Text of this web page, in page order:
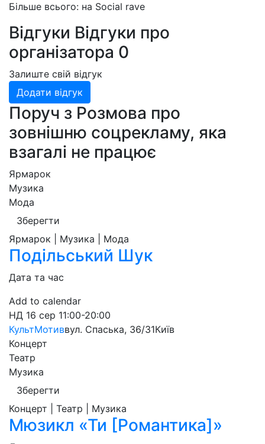
Більше всього: на Social rave
Відгуки Відгуки про
організатора 0
Залиште свій відгук
Додати відгук
Поруч з Розмова про
зовнішню соцрекламу, яка
взагалі не працює
Ярмарок
Музика
Мода
Зберегти
Ярмарок | Музика | Мода
Подільський Шук
Дата та час
Add to calendar
НД 16 сер 11:00-20:00
КультМотиввул. Спаська, 36/31Київ
Концерт
Театр
Музика
Зберегти
Концерт | Театр | Музика
Мюзикл «Ти [Романтика]»